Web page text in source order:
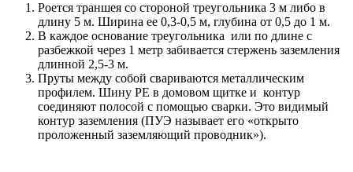
Роется траншея со стороной треугольника 3 м либо в
длину 5 м. Ширина ее 0,3-0,5 м, глубина от 0,5 до 1 м.
В каждое основание треугольника или по длине с
разбежкой через 1 метр забивается стержень заземления
длинной 2,5-3 м.
Пруты между собой свариваются металлическим
профилем. Шину РЕ в домовом щитке и контур
соединяют полосой с помощью сварки. Это видимый
контур заземления (ПУЭ называет его «открыто
проложенный заземляющий проводник»).